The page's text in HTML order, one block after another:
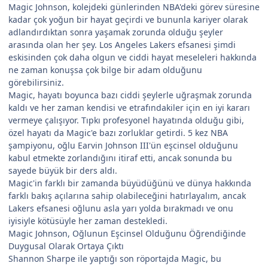
Magic Johnson, kolejdeki günlerinden NBA'deki görev süresine
kadar çok yoğun bir hayat geçirdi ve bununla kariyer olarak
adlandırdıktan sonra yaşamak zorunda olduğu şeyler
arasında olan her şey. Los Angeles Lakers efsanesi şimdi
eskisinden çok daha olgun ve ciddi hayat meseleleri hakkında
ne zaman konuşsa çok bilge bir adam olduğunu
görebilirsiniz.
Magic, hayatı boyunca bazı ciddi şeylerle uğraşmak zorunda
kaldı ve her zaman kendisi ve etrafındakiler için en iyi kararı
vermeye çalışıyor. Tıpkı profesyonel hayatında olduğu gibi,
özel hayatı da Magic'e bazı zorluklar getirdi. 5 kez NBA
şampiyonu, oğlu Earvin Johnson III'ün eşcinsel olduğunu
kabul etmekte zorlandığını itiraf etti, ancak sonunda bu
sayede büyük bir ders aldı.
Magic'in farklı bir zamanda büyüdüğünü ve dünya hakkında
farklı bakış açılarına sahip olabileceğini hatırlayalım, ancak
Lakers efsanesi oğlunu asla yarı yolda bırakmadı ve onu
iyisiyle kötüsüyle her zaman destekledi.
Magic Johnson, Oğlunun Eşcinsel Olduğunu Öğrendiğinde
Duygusal Olarak Ortaya Çıktı
Shannon Sharpe ile yaptığı son röportajda Magic, bu